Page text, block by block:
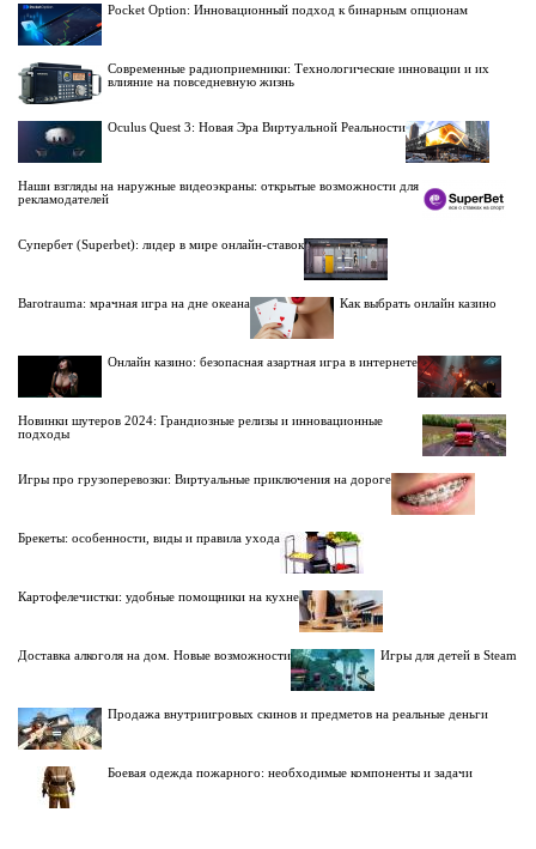
Pocket Option: Инновационный подход к бинарным опционам
Современные радиоприемники: Технологические инновации и их
влияние на повседневную жизнь
Oculus Quest 3: Новая Эра Виртуальной Реальности
Наши взгляды на наружные видеоэкраны: открытые возможности для
рекламодателей
Супербет (Superbet): лидер в мире онлайн-ставок
Barotrauma: мрачная игра на дне океана Как выбрать онлайн казино
Онлайн казино: безопасная азартная игра в интернете
Новинки шутеров 2024: Грандиозные релизы и инновационные
подходы
Игры про грузоперевозки: Виртуальные приключения на дороге
Брекеты: особенности, виды и правила ухода
Картофелечистки: удобные помощники на кухне
Доставка алкоголя на дом. Новые возможности Игры для детей в Steam
Продажа внутриигровых скинов и предметов на реальные деньги
Боевая одежда пожарного: необходимые компоненты и задачи